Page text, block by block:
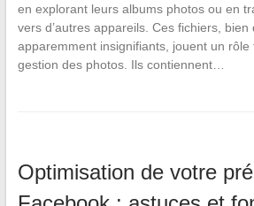
en explorant leurs albums photos ou en
vers d’autres appareils. Ces fichiers, bien
apparemment insignifiants, jouent un rôle
gestion des photos. Ils contiennent…
Optimisation de votre